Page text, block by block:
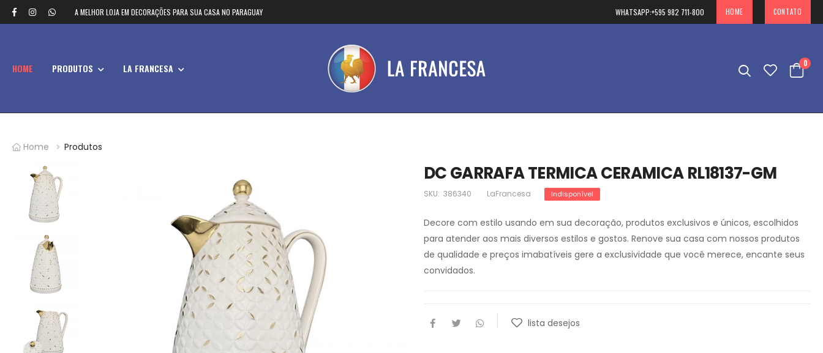
A MELHOR LOJA EM DECORAÇÕES PARA SUA CASA NO PARAGUAY WHATSAPP:+595 982 711-800 HOME CONTATO
HOME PRODUTOS LA FRANCESA 0
Home Produtos
DC GARRAFA TERMICA CERAMICA RL18137-GM
SKU: 386340 LaFrancesa Indisponível
Decore com estilo usando em sua decoração, produtos exclusivos e únicos, escolhidos
para atender aos mais diversos estilos e gostos. Renove sua casa com nossos produtos
de qualidade e preços imabatíveis gere a exclusividade que você merece, encante seus
convidados.
lista desejos